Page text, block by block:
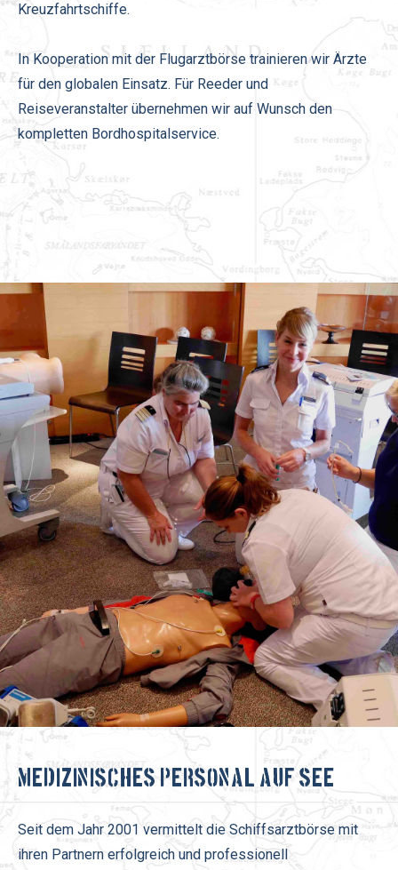
Kreuzfahrtschiffe.
In Kooperation mit der Flugarztbörse trainieren wir Ärzte
für den globalen Einsatz. Für Reeder und
Reiseveranstalter übernehmen wir auf Wunsch den
kompletten Bordhospitalservice.
Medizinisches Personal auf See
Seit dem Jahr 2001 vermittelt die Schiffsarztbörse mit
ihren Partnern erfolgreich und professionell